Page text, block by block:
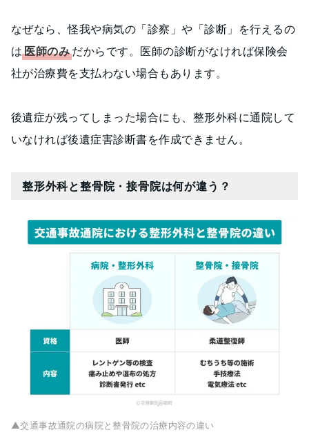
なぜなら、怪我や病気の「診察」や「診断」を行えるの
は医師のみだからです。医師の診断がなければ保険会
社が治療費を支払わない場合もあります。
後遺症が残ってしまった場合にも、整形外科に通院して
いなければ後遺症害診断書を作成できません。
整形外科と整骨院・接骨院は何が違う？
▲交通事故通院の病院と整骨院の治療内容の違い